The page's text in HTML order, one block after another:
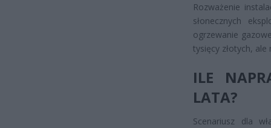
Rozważenie
słonecznych
ogrzewanie
tysięcy złotych,
ILE
LATA?
Scenariusz dla